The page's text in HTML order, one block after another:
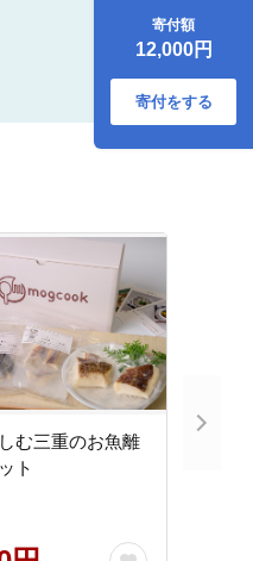
宿泊割引券」
寄付額
12,000円
寄付をする
む三重のお魚離
ト